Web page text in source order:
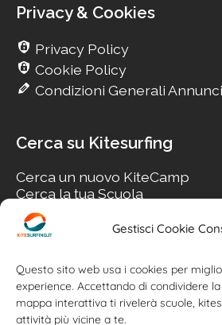
Gestisci Cookie
Questo sito web usa i cookies per
experience. Accettando di condividere
mappa interattiva ti rivelerà scuole,
attività più vicine a te.
Privacy & Cookies
Privacy Policy
Cookie Policy
Condizioni Generali Annunci
Cerca su Kitesurfing
Cerca un nuovo KiteCamp
Cerca la tua Scuola
Cerca il tuo KiteSpot
Cerca Accommodation